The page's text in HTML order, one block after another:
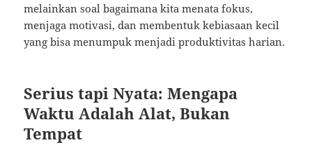
melainkan soal bagaimana kita menata fokus,
menjaga motivasi, dan membentuk kebiasaan kecil
yang bisa menumpuk menjadi produktivitas harian.
Serius tapi Nyata: Mengapa
Waktu Adalah Alat, Bukan
Tempat